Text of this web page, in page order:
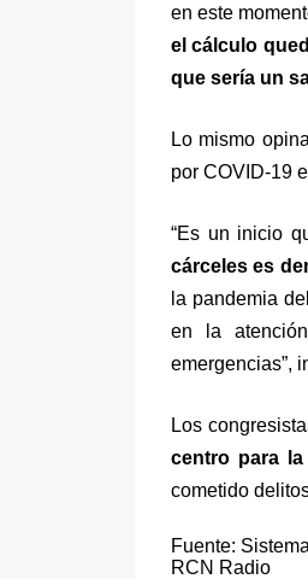
en este
el cálculo
que sería un
Lo mismo
por COVID-19
“Es un inicio
cárceles es
la pandemia
en la
emergencias”,
Los
centro para la
cometido
Fuente:
RCN Radio